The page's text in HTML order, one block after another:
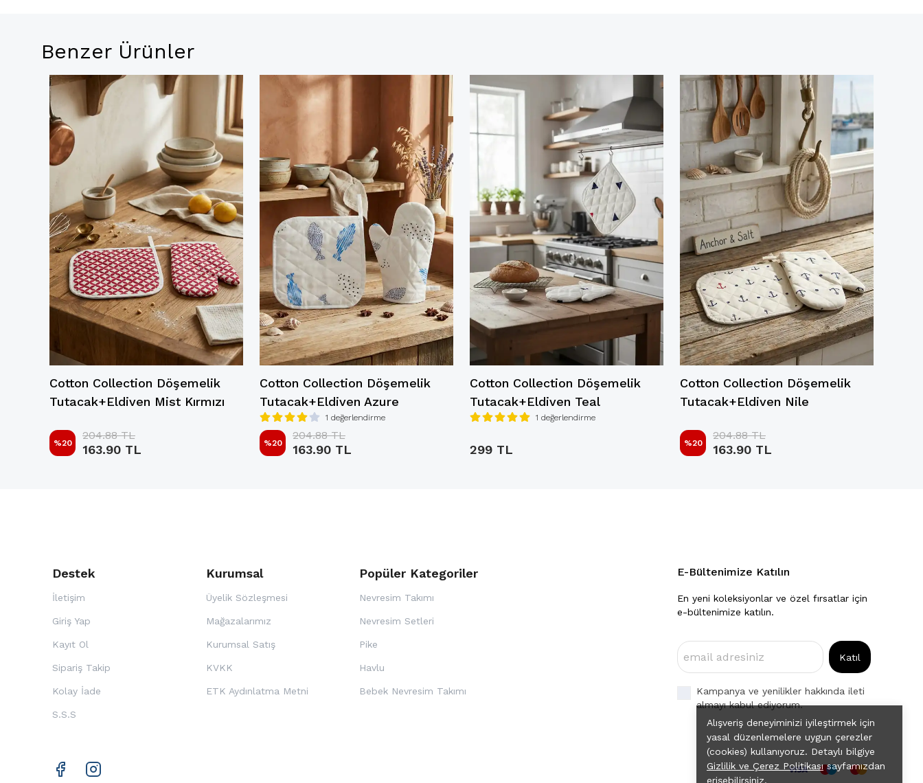
Alışveriş deneyiminizi iyileştirmek için
yasal düzenlemelere uygun çerezler
(cookies) kullanıyoruz. Detaylı bilgiye
Gizlilik ve Çerez Politikasısayfamızdan
erişebilirsiniz.
Benzer Ürünler
Cotton Collection Döşemelik
Tutacak+Eldiven Mist Kırmızı
%20
204.88 TL
163.90 TL
Cotton Collection Döşemelik
Tutacak+Eldiven Azure
1 değerlendirme
%20
204.88 TL
163.90 TL
Cotton Collection Döşemelik
Tutacak+Eldiven Teal
1 değerlendirme
299 TL
Cotton Collection Döşemelik
Tutacak+Eldiven Nile
%20
204.88 TL
163.90 TL
Destek
İletişim
Giriş Yap
Kayıt Ol
Sipariş Takip
Kolay İade
S.S.S
Kurumsal
Üyelik Sözleşmesi
Mağazalarımız
Kurumsal Satış
KVKK
ETK Aydınlatma Metni
Popüler Kategoriler
Nevresim Takımı
Nevresim Setleri
Pike
Havlu
Bebek Nevresim Takımı
E-Bültenimize Katılın
En yeni koleksiyonlar ve özel fırsatlar için
e-bültenimize katılın.
Katıl
Kampanya ve yenilikler hakkında ileti
almayı kabul ediyorum.